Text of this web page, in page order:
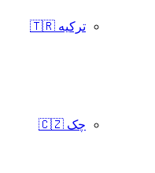
ترکیه 🇹🇷
چک 🇨🇿